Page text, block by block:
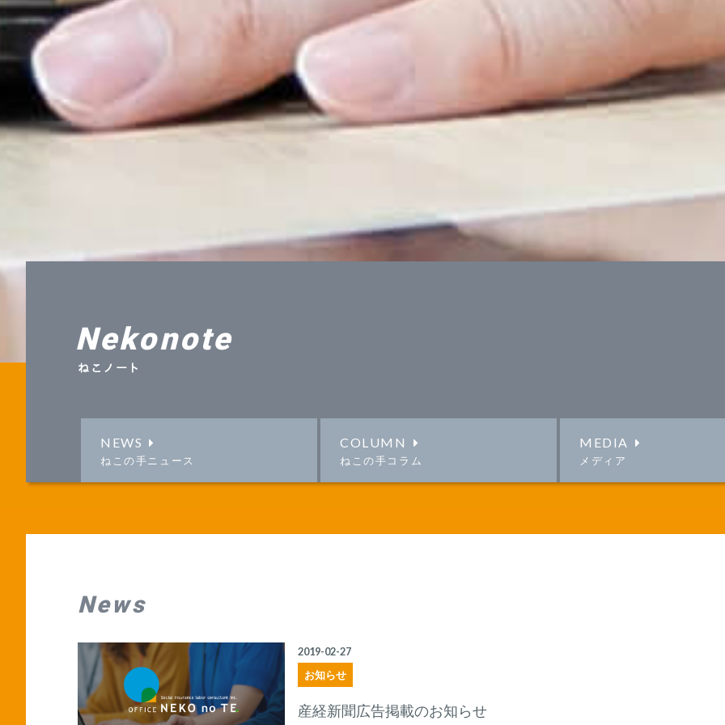
Nekonote
ねこノート
NEWS
ねこの手ニュース
COLUMN
ねこの手コラム
MEDIA
メディア
News
お知らせ
2019-02-27
産経新聞広告掲載のお知らせ